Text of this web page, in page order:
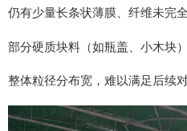
仍有少量长条状薄膜、纤维未完
部分硬质块料（如瓶盖、小木块
整体粒径分布宽，难以满足后续